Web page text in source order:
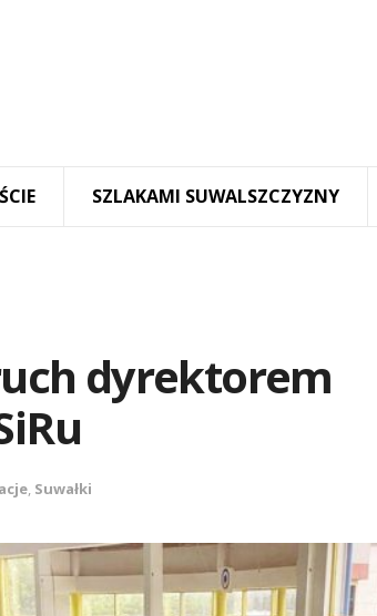
SZLAKAMI SUWALSZCZYZNY
dyrektorem
, Suwałki